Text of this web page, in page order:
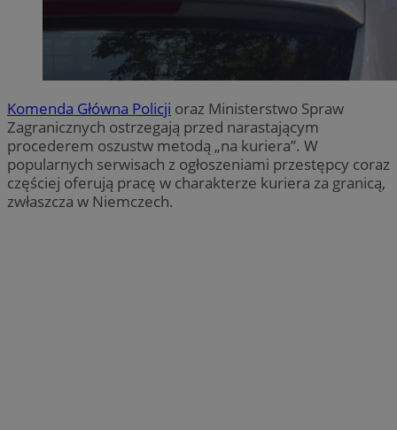
Komenda Główna Policji oraz Ministerstwo Spraw
Zagranicznych ostrzegają przed narastającym
procederem oszustw metodą „na kuriera”. W
popularnych serwisach z ogłoszeniami przestępcy coraz
częściej oferują pracę w charakterze kuriera za granicą,
zwłaszcza w Niemczech.